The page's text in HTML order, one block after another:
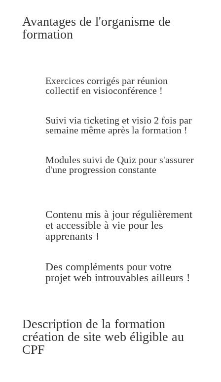
Avantages de l'organisme de
formation
Exercices corrigés par réunion
collectif en visioconférence !
Suivi via ticketing et visio 2 fois par
semaine même après la formation !
Modules suivi de Quiz pour s'assurer
d'une progression constante
Contenu mis à jour régulièrement
et accessible à vie pour les
apprenants !
Des compléments pour votre
projet web introuvables ailleurs !
Description de la formation
création de site web éligible au
CPF